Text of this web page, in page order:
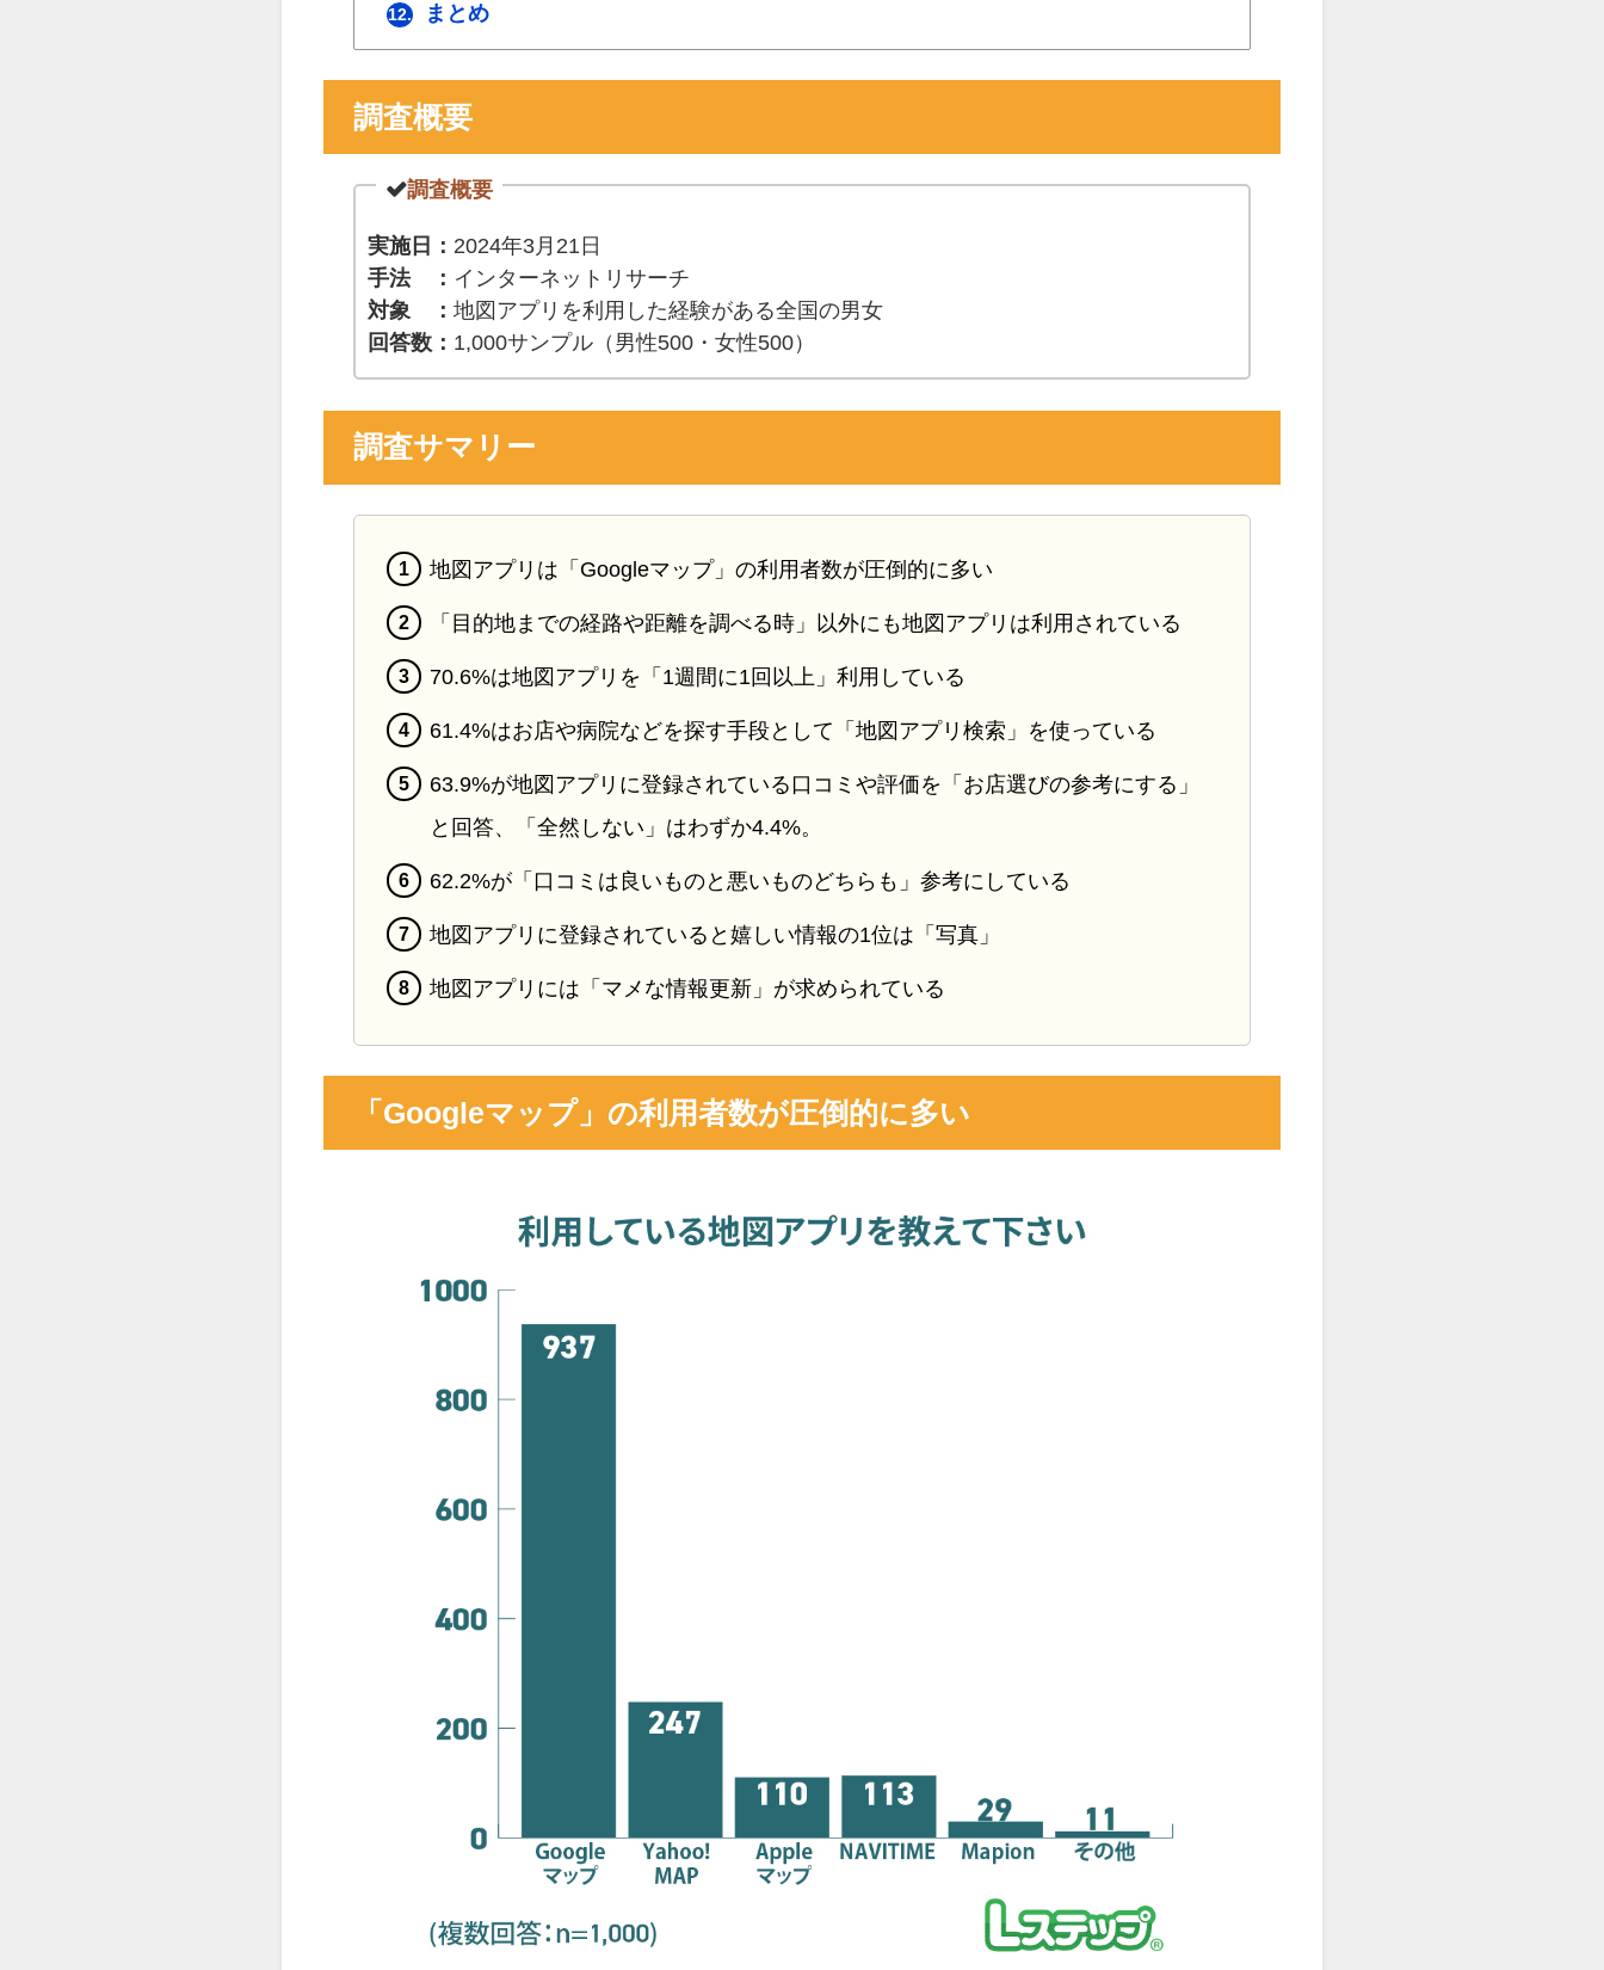
12. まとめ
調査概要
調査概要
実施日： 2024年3月21日
手法 ： インターネットリサーチ
対象 ： 地図アプリを利用した経験がある全国の男女
回答数： 1,000サンプル（男性500・女性500）
調査サマリー
地図アプリは「Googleマップ」の利用者数が圧倒的に多い
「目的地までの経路や距離を調べる時」以外にも地図アプリは利用されている
70.6%は地図アプリを「1週間に1回以上」利用している
61.4%はお店や病院などを探す手段として「地図アプリ検索」を使っている
63.9%が地図アプリに登録されている口コミや評価を「お店選びの参考にする」
と回答、「全然しない」はわずか4.4%。
62.2%が「口コミは良いものと悪いものどちらも」参考にしている
地図アプリに登録されていると嬉しい情報の1位は「写真」
地図アプリには「マメな情報更新」が求められている
「Googleマップ」の利用者数が圧倒的に多い